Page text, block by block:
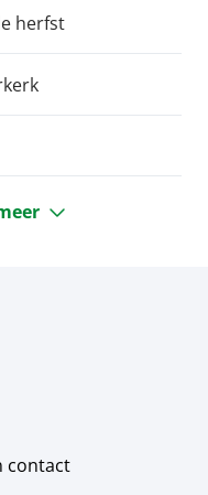
herfst
contact